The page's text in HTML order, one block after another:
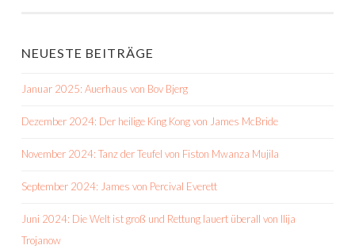
NEUESTE BEITRÄGE
Januar 2025: Auerhaus von Bov Bjerg
Dezember 2024: Der heilige King Kong von James McBride
November 2024: Tanz der Teufel von Fiston Mwanza Mujila
September 2024: James von Percival Everett
Juni 2024: Die Welt ist groß und Rettung lauert überall von Ilija
Trojanow